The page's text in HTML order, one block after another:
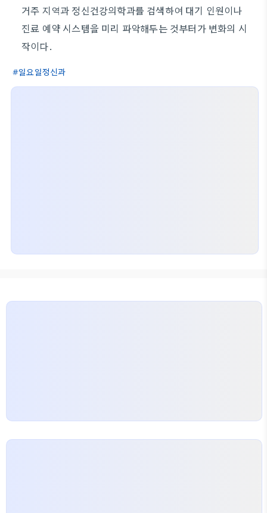
거주 지역과 정신건강의학과를 검색하여 대기 인원이나
진료 예약 시스템을 미리 파악해두는 것부터가 변화의 시
작이다.
일요일정신과